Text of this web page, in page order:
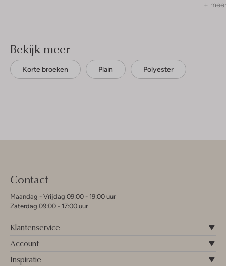
+
Bekijk meer
Korte broeken Plain Polyester
Contact
Maandag - Vrijdag 09:00 - 19:00 uur
Zaterdag 09:00 - 17:00 uur
Klantenservice
Account
Inspiratie